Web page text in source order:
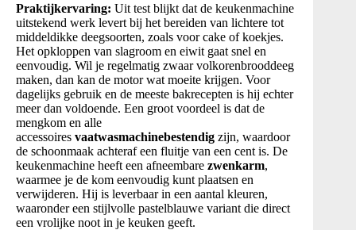
Praktijkervaring: Uit test blijkt dat de keukenmachine
uitstekend werk levert bij het bereiden van lichtere tot
middeldikke deegsoorten, zoals voor cake of koekjes.
Het opkloppen van slagroom en eiwit gaat snel en
eenvoudig. Wil je regelmatig zwaar volkorenbrooddeeg
maken, dan kan de motor wat moeite krijgen. Voor
dagelijks gebruik en de meeste bakrecepten is hij echter
meer dan voldoende. Een groot voordeel is dat de
mengkom en alle
accessoires vaatwasmachinebestendig zijn, waardoor
de schoonmaak achteraf een fluitje van een cent is. De
keukenmachine heeft een afneembare zwenkarm,
waarmee je de kom eenvoudig kunt plaatsen en
verwijderen. Hij is leverbaar in een aantal kleuren,
waaronder een stijlvolle pastelblauwe variant die direct
een vrolijke noot in je keuken geeft.